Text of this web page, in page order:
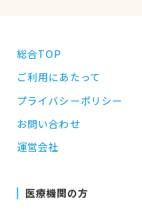
総合TOP
ご利用にあたって
プライバシーポリシー
お問い合わせ
運営会社
医療機関の方